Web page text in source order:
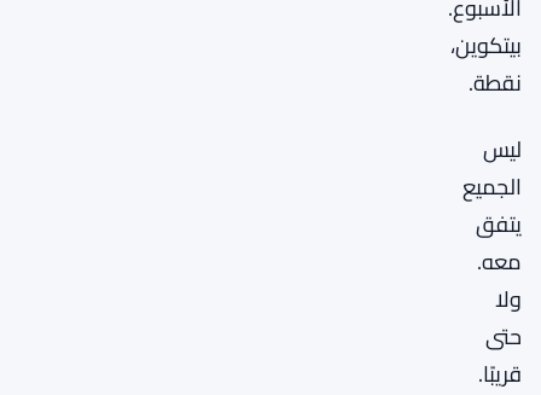
بيتكوين،
نقطة.
ليس
الجميع
يتفق
معه.
ولا
حتى
قريبًا.